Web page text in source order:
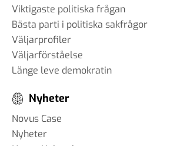
Viktigaste politiska frågan
Bästa parti i politiska sakfrågor
Väljarprofiler
Väljarförståelse
Länge leve demokratin
Nyheter
Novus Case
Nyheter